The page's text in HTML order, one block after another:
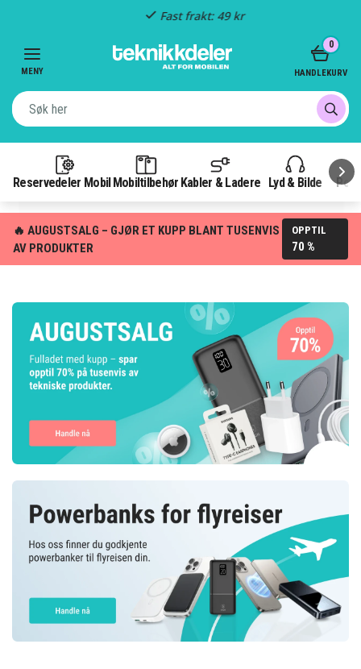
Fast frakt: 49 kr
MENY
Reservedeler Mobil Mobiltilbehør Kabler & Ladere Lyd & Bilde
0
HANDLEKURV
🔥 AUGUSTSALG – GJØR ET KUPP BLANT TUSENVIS
AV PRODUKTER
OPPTIL
70 %